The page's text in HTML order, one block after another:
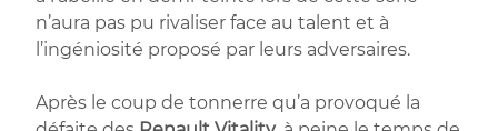
n’aura pas pu rivaliser face au talent et à
l’ingéniosité proposé par leurs adversaires.
Après le coup de tonnerre qu’a provoqué la